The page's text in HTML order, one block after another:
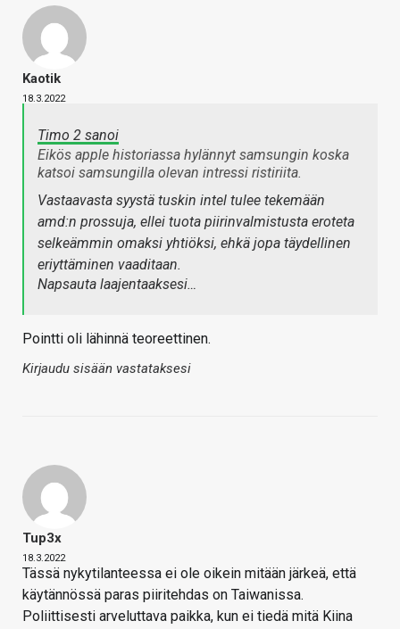
Kaotik
18.3.2022
Timo 2 sanoi
Eikös apple historiassa hylännyt samsungin koska
katsoi samsungilla olevan intressi ristiriita.
Vastaavasta syystä tuskin intel tulee tekemään
amd:n prossuja, ellei tuota piirinvalmistusta eroteta
selkeämmin omaksi yhtiöksi, ehkä jopa täydellinen
eriyttäminen vaaditaan.
Napsauta laajentaaksesi…
Pointti oli lähinnä teoreettinen.
Kirjaudu sisään vastataksesi
Tup3x
18.3.2022
Tässä nykytilanteessa ei ole oikein mitään järkeä, että
käytännössä paras piiritehdas on Taiwanissa.
Poliittisesti arveluttava paikka, kun ei tiedä mitä Kiina